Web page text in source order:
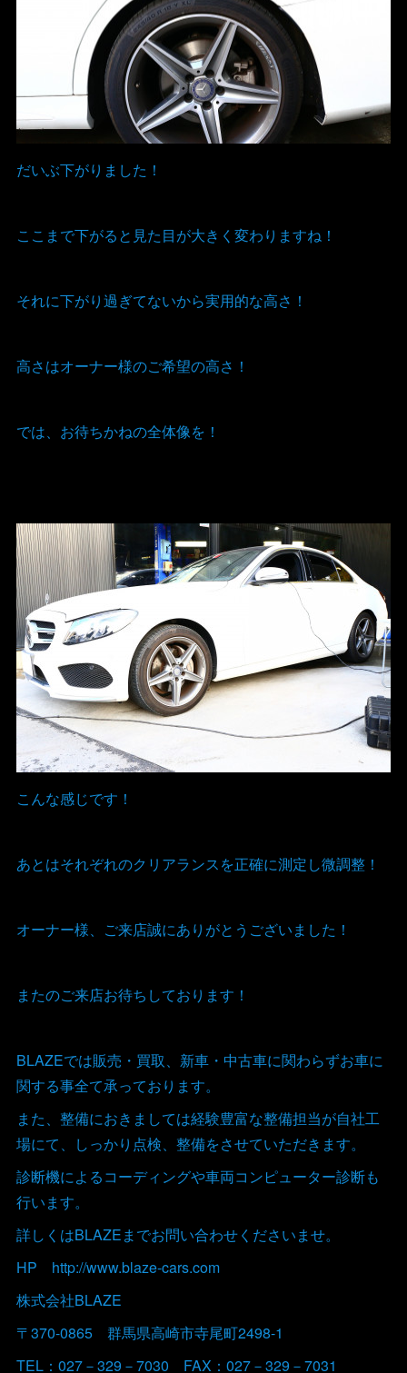
だいぶ下がりました！
ここまで下がると見た目が大きく変わりますね！
それに下がり過ぎてないから実用的な高さ！
高さはオーナー様のご希望の高さ！
では、お待ちかねの全体像を！
こんな感じです！
あとはそれぞれのクリアランスを正確に測定し微調整！
オーナー様、ご来店誠にありがとうございました！
またのご来店お待ちしております！
BLAZEでは販売・買取、新車・中古車に関わらずお車に
関する事全て承っております。
また、整備におきましては経験豊富な整備担当が自社工
場にて、しっかり点検、整備をさせていただきます。
診断機によるコーディングや車両コンピューター診断も
行います。
詳しくはBLAZEまでお問い合わせくださいませ。
HP http://www.blaze-cars.com
株式会社BLAZE
〒370-0865 群馬県高崎市寺尾町2498-1
TEL：027－329－7030 FAX：027－329－7031